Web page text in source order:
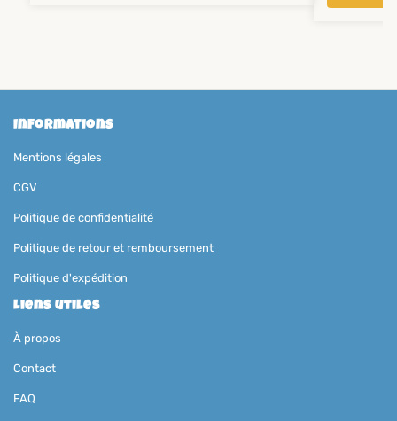
Informations
Mentions légales
CGV
Politique de confidentialité
Politique de retour et remboursement
Politique d'expédition
Liens utiles
À propos
Contact
FAQ